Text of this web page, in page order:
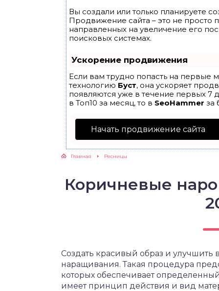
Вы создали или только планируете
Продвижение сайта – это не просто
направленных на увеличение его
поисковых системах.
Ускорение продвижения
Если вам трудно попасть на первые
технологию Буст, она ускоряет
появляются уже в течение первых 7
в Топ10 за месяц, то в SeoHammer за
Начать продвижение сайта
Главная Ресницы
Коричневые
Создать красивый образ и
наращивания. Такая процедура
которых обеспечивает
имеет принцип действия и вид